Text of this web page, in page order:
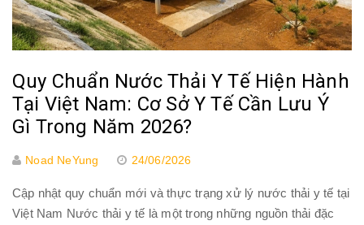
Quy Chuẩn Nước Thải Y Tế Hiện Hành
Tại Việt Nam: Cơ Sở Y Tế Cần Lưu Ý
Gì Trong Năm 2026?
Noad NeYung 24/06/2026
Cập nhật quy chuẩn mới và thực trạng xử lý nước thải y tế tại
Việt Nam Nước thải y tế là một trong những nguồn thải đặc